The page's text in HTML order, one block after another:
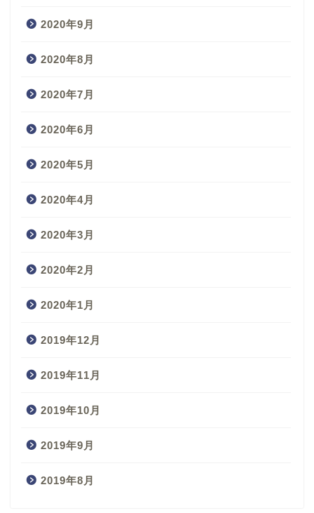
2020年9月
2020年8月
2020年7月
2020年6月
2020年5月
2020年4月
2020年3月
2020年2月
2020年1月
2019年12月
2019年11月
2019年10月
2019年9月
2019年8月